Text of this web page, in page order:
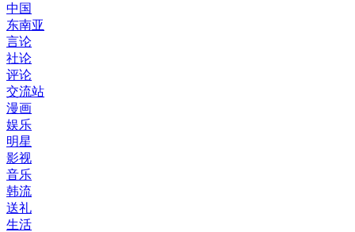
中国
东南亚
言论
社论
评论
交流站
漫画
娱乐
明星
影视
音乐
韩流
送礼
生活